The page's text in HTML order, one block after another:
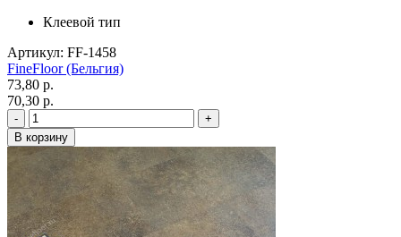
Клеевой тип
Артикул: FF-1458
FineFloor (Бельгия)
73,80 p.
70,30 p.